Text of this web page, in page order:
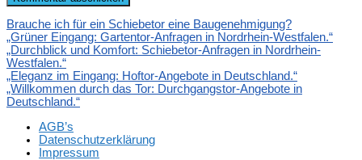
Brauche ich für ein Schiebetor eine Baugenehmigung?
„Grüner Eingang: Gartentor-Anfragen in Nordrhein-Westfalen.“
„Durchblick und Komfort: Schiebetor-Anfragen in Nordrhein-
Westfalen.“
„Eleganz im Eingang: Hoftor-Angebote in Deutschland.“
„Willkommen durch das Tor: Durchgangstor-Angebote in
Deutschland.“
AGB’s
Datenschutzerklärung
Impressum